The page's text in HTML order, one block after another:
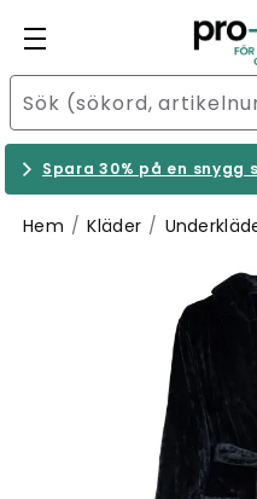
Spara 30% på en
Hem Kläder